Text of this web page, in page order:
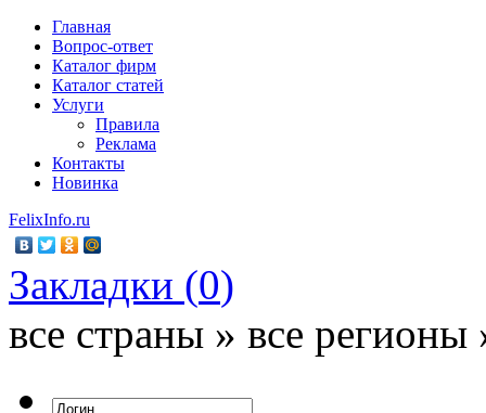
Главная
Вопрос-ответ
Каталог фирм
Каталог статей
Услуги
Правила
Реклама
Контакты
Новинка
FelixInfo.ru
Закладки (0)
все страны » все регионы